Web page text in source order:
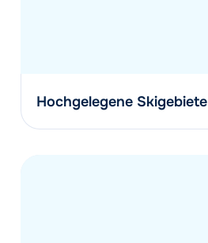
Hochgelegene Skigebiete